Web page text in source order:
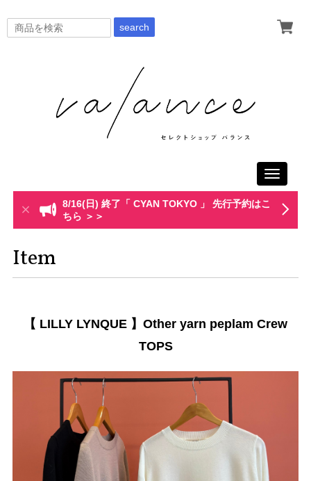
search
Toggle
8/16(日) 終了「 CYAN TOKYO 」 先行予約はこ
ちら ＞＞
Item
【 LILLY LYNQUE 】Other yarn peplam Crew
TOPS